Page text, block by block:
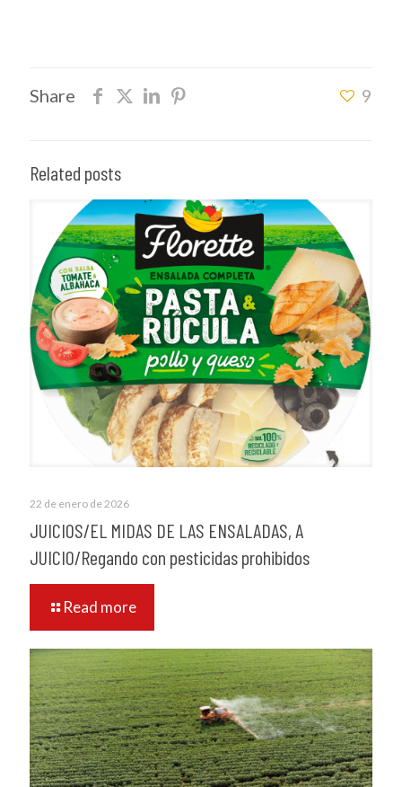
Share 9
Related posts
22 de enero de 2026
JUICIOS/EL MIDAS DE LAS ENSALADAS, A
JUICIO/Regando con pesticidas prohibidos
Read more